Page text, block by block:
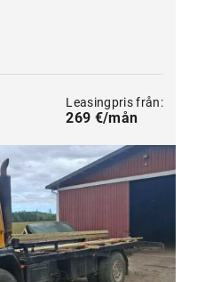
Leasingpris från:
269 €/mån